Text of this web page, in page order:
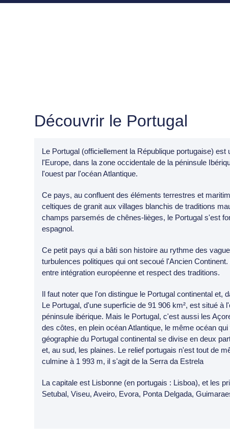
Découvrir le Portugal
Le Portugal (officiellement la République portugaise)
l'Europe, dans la zone occidentale de la péninsule
l'ouest par l'océan Atlantique.
Ce pays, au confluent des éléments terrestres et
celtiques de granit aux villages blanchis de traditions
champs parsemés de chênes-lièges, le Portugal s'est
espagnol.
Ce petit pays qui a bâti son histoire au rythme des
turbulences politiques qui ont secoué l'Ancien
entre intégration européenne et respect des traditions.
Il faut noter que l'on distingue le Portugal continental et,
Le Portugal, d'une superficie de 91 906 km², est situé
péninsule ibérique. Mais le Portugal, c'est aussi les
des côtes, en plein océan Atlantique, le même océan
géographie du Portugal continental se divise en deux
et, au sud, les plaines. Le relief portugais n'est tout de
culmine à 1 993 m, il s'agit de la Serra da Estrela
La capitale est Lisbonne (en portugais : Lisboa), et les
Setubal, Viseu, Aveiro, Evora, Ponta Delgada,